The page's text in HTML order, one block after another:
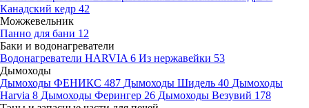
Канадский кедр 42
Можжевельник
Панно для бани 12
Баки и водонагреватели
Водонагреватели HARVIA 6 Из нержавейки 53
Дымоходы
Дымоходы ФЕНИКС 487 Дымоходы Шидель 40 Дымоходы
Harvia 8 Дымоходы Ферингер 26 Дымоходы Везувий 178